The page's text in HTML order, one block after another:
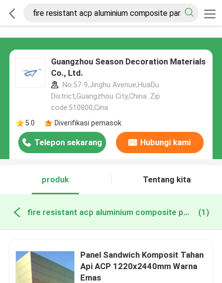
Guangzhou Season Decoration Materials
Co., Ltd.
No.57-9,Jinghu Avenue,HuaDu
District,Guangzhou City,China. Zip
code:510800,Cina
5.0
Diverifikasi pemasok
Telepon sekarang Hubungi kami
produk Tentang kita
fire resistant acp aluminium composite panel pembuatan online (1)
Panel Sandwich Komposit Tahan
Api ACP 1220x2440mm Warna
Emas